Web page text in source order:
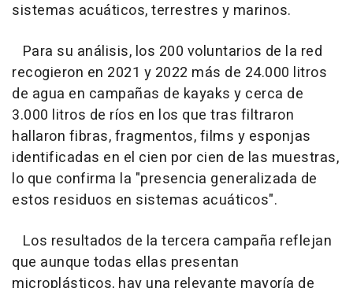
sistemas acuáticos, terrestres y marinos.
Para su análisis, los 200 voluntarios de la red
recogieron en 2021 y 2022 más de 24.000 litros
de agua en campañas de kayaks y cerca de
3.000 litros de ríos en los que tras filtraron
hallaron fibras, fragmentos, films y esponjas
identificadas en el cien por cien de las muestras,
lo que confirma la "presencia generalizada de
estos residuos en sistemas acuáticos".
Los resultados de la tercera campaña reflejan
que aunque todas ellas presentan